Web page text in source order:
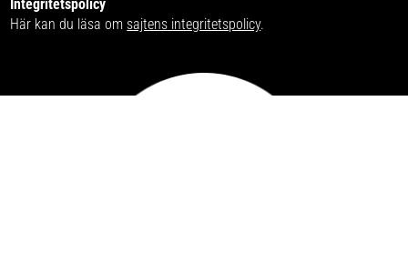
Integritetspolicy
Här kan du läsa om sajtens integritetspolicy.